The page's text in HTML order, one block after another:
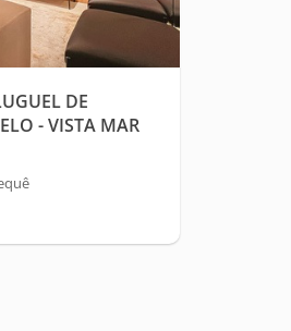
DE
- VISTA MAR